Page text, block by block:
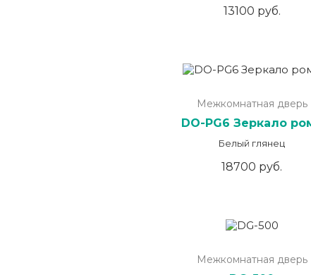
13100 руб.
Межкомнатная дверь
DO-PG6 Зеркало
Белый глянец
18700 руб.
Межкомнатная дверь